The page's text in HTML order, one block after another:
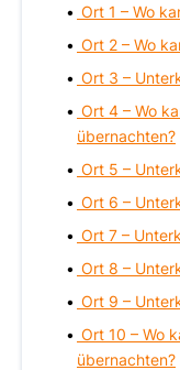
Ort 1 – Wo
Ort 2 – Wo
Ort 3 –
Ort 4 – Wo
übernachten?
Ort 5 –
Ort 6 –
Ort 7 –
Ort 8 –
Ort 9 –
Ort 10 – Wo
übernachten?